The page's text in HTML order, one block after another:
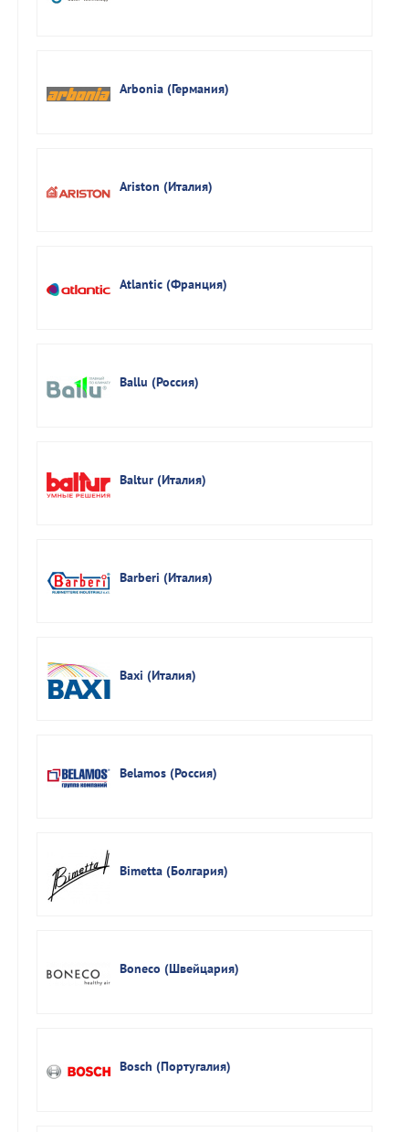
Arbonia (Германия)
Ariston (Италия)
Atlantic (Франция)
Ballu (Россия)
Baltur (Италия)
Barberi (Италия)
Baxi (Италия)
Belamos (Россия)
Bimetta (Болгария)
Boneco (Швейцария)
Bosch (Португалия)